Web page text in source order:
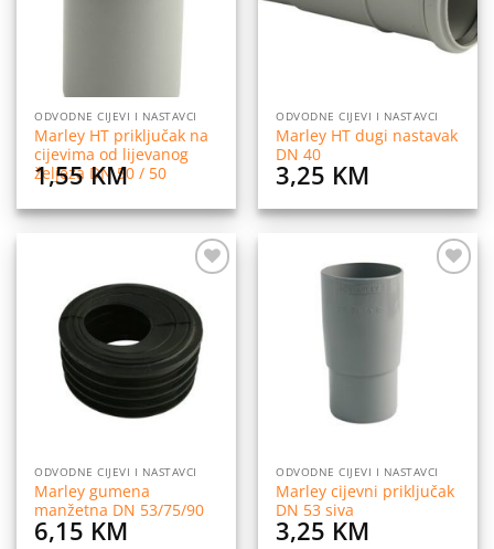
ODVODNE CIJEVI I NASTAVCI
Marley HT priključak na
cijevima od lijevanog
željeza DN 50 / 50
1,55KM
ODVODNE CIJEVI I NASTAVCI
Marley HT dugi nastavak
DN 40
3,25 KM
listu
želja
ODVODNE CIJEVI I NASTAVCI
Marley gumena
manžetna DN 53/75/90
6,15 KM
ODVODNE CIJEVI I NASTAVCI
Marley cijevni priključak
DN 53 siva
3,25 KM